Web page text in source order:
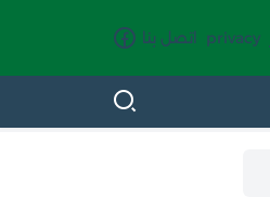
privacy اتصل بنا